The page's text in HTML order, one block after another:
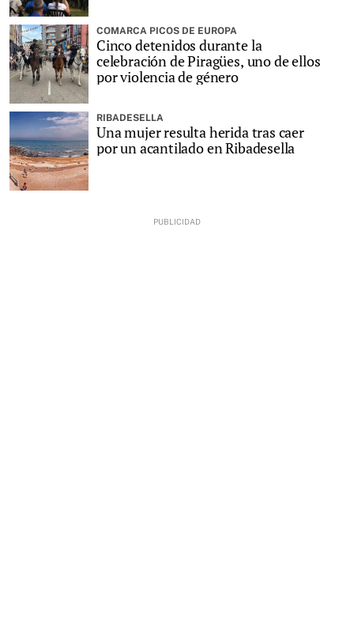
COMARCA PICOS DE EUROPA
Cinco detenidos durante la
celebración de Piragües, uno de ellos
por violencia de género
RIBADESELLA
Una mujer resulta herida tras caer
por un acantilado en Ribadesella